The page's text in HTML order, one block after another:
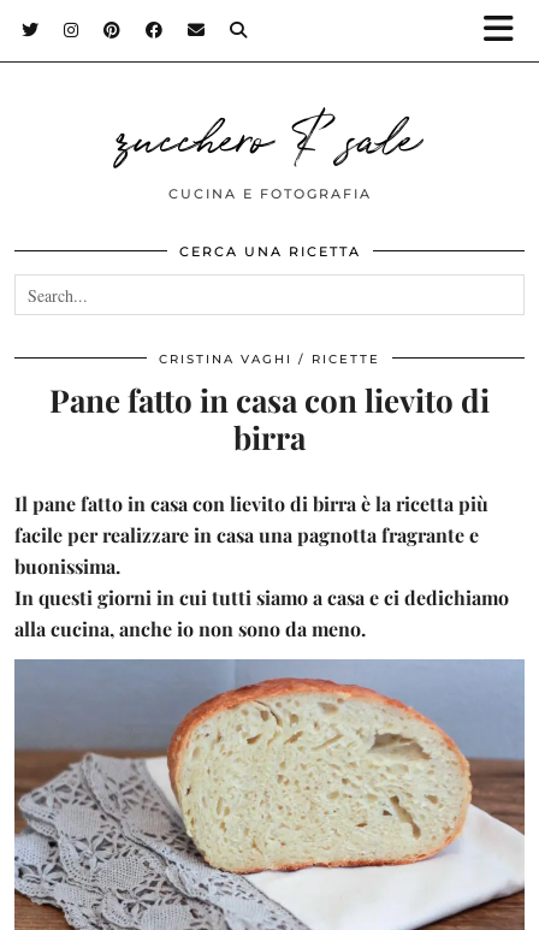
zucchero & sale
CUCINA E FOTOGRAFIA
CERCA UNA RICETTA
CRISTINA VAGHI RICETTE
Pane fatto in casa con lievito di
birra
Il pane fatto in casa con lievito di birra è la ricetta più
facile per realizzare in casa una pagnotta fragrante e
buonissima.
In questi giorni in cui tutti siamo a casa e ci dedichiamo
alla cucina, anche io non sono da meno.